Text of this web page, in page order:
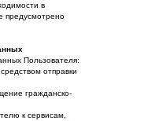
в
предусмотрено
Пользователя:
отправки
гражданско-
к сервисам,